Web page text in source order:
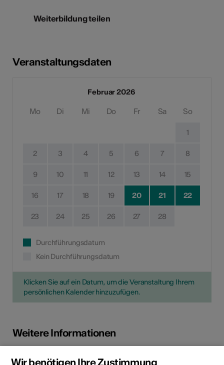
Weiterbildung teilen
Veranstaltungsdaten
Februar 2026
Mo Di Mi Do Fr Sa So
1
2 3 4 5 6 7 8
9 10 11 12 13 14 15
16 17 18 19 20 21 22
23 24 25 26 27 28
Durchführungsdatum
Kein Durchführungsdatum
Klicken Sie auf ein Datum, um die Veranstaltung Ihrem
persönlichen Kalender hinzuzufügen.
Weitere Informationen
Anmeldung / Kosten
Wir benötigen Ihre Zustimmung